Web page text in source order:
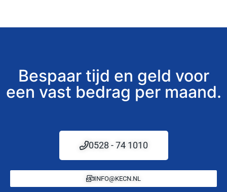
Bespaar tijd en geld voor
een vast bedrag per maand.
0528 - 74 1010
INFO@KECN.NL